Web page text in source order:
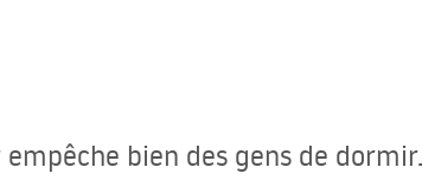
bien des gens de dormir.